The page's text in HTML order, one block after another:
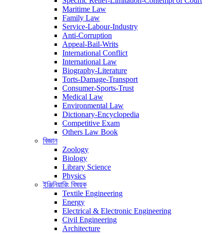
Maritime Law
Family Law
Service-Labour-Industry
Anti-Corruption
Appeal-Bail-Writs
International Conflict
International Law
Biography-Literature
Torts-Damage-Transport
Consumer-Sports-Trust
Medical Law
Environmental Law
Dictionary-Encyclopedia
Competitive Exam
Others Law Book
বিজ্ঞান
Zoology
Biology
Library Science
Physics
ইঞ্জিনিয়ারিং বিষয়ক
Textile Engineering
Energy
Electrical & Electronic Engineering
Civil Engineering
Architecture